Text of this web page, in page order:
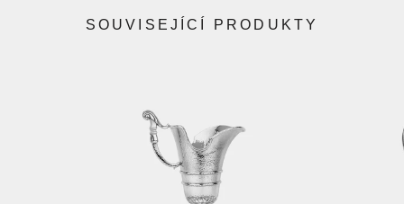
SOUVISEJÍCÍ PRODUKTY